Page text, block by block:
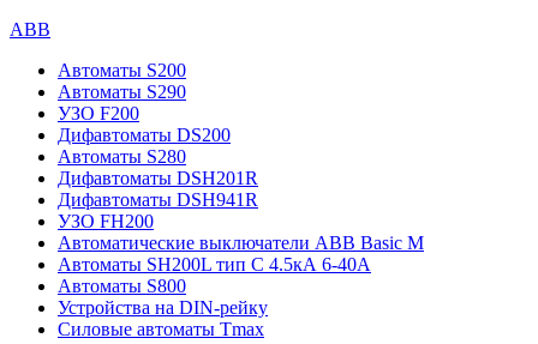
ABB
Автоматы S200
Автоматы S290
УЗО F200
Дифавтоматы DS200
Автоматы S280
Дифавтоматы DSH201R
Дифавтоматы DSH941R
УЗО FH200
Автоматические выключатели ABB Basic M
Автоматы SH200L тип С 4.5кА 6-40А
Автоматы S800
Устройства на DIN-рейку
Силовые автоматы Tmax